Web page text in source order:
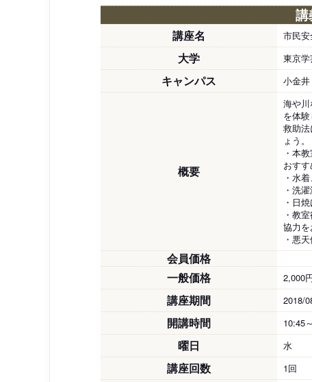
講
講座名 市民
大学 東京
キャンパス 小金井
概要
海や
を体
救助
ょう。
・本
おすす
・水
・洗
・日
・教
協力を
・悪
会員価格
一般価格
2,000
講座期間 2018/
開講時間 10:45
曜日 水
講座回数 1回